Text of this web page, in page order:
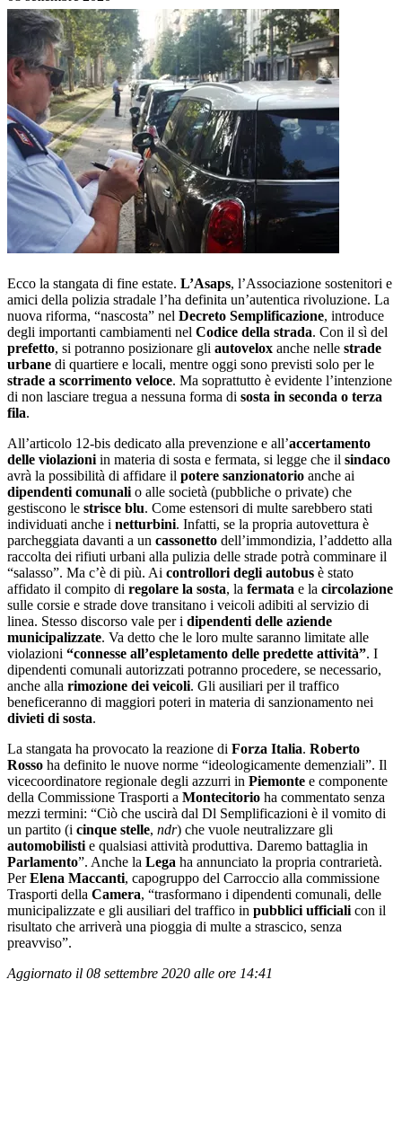
Ecco la stangata di fine estate. L’Asaps, l’Associazione sostenitori e
amici della polizia stradale l’ha definita un’autentica rivoluzione. La
nuova riforma, “nascosta” nel Decreto Semplificazione, introduce
degli importanti cambiamenti nel Codice della strada. Con il sì del
prefetto, si potranno posizionare gli autovelox anche nelle strade
urbane di quartiere e locali, mentre oggi sono previsti solo per le
strade a scorrimento veloce. Ma soprattutto è evidente l’intenzione
di non lasciare tregua a nessuna forma di sosta in seconda o terza
fila.
All’articolo 12-bis dedicato alla prevenzione e all’accertamento
delle violazioni in materia di sosta e fermata, si legge che il sindaco
avrà la possibilità di affidare il potere sanzionatorio anche ai
dipendenti comunali o alle società (pubbliche o private) che
gestiscono le strisce blu. Come estensori di multe sarebbero stati
individuati anche i netturbini. Infatti, se la propria autovettura è
parcheggiata davanti a un cassonetto dell’immondizia, l’addetto alla
raccolta dei rifiuti urbani alla pulizia delle strade potrà comminare il
“salasso”. Ma c’è di più. Ai controllori degli autobus è stato
affidato il compito di regolare la sosta, la fermata e la circolazione
sulle corsie e strade dove transitano i veicoli adibiti al servizio di
linea. Stesso discorso vale per i dipendenti delle aziende
municipalizzate. Va detto che le loro multe saranno limitate alle
violazioni “connesse all’espletamento delle predette attività”. I
dipendenti comunali autorizzati potranno procedere, se necessario,
anche alla rimozione dei veicoli. Gli ausiliari per il traffico
beneficeranno di maggiori poteri in materia di sanzionamento nei
divieti di sosta.
La stangata ha provocato la reazione di Forza Italia. Roberto
Rosso ha definito le nuove norme “ideologicamente demenziali”. Il
vicecoordinatore regionale degli azzurri in Piemonte e componente
della Commissione Trasporti a Montecitorio ha commentato senza
mezzi termini: “Ciò che uscirà dal Dl Semplificazioni è il vomito di
un partito (i cinque stelle, ndr) che vuole neutralizzare gli
automobilisti e qualsiasi attività produttiva. Daremo battaglia in
Parlamento”. Anche la Lega ha annunciato la propria contrarietà.
PerElena Maccanti, capogruppo del Carroccio alla commissione
Trasporti della Camera, “trasformano i dipendenti comunali, delle
municipalizzate e gli ausiliari del traffico in pubblici ufficiali con il
risultato che arriverà una pioggia di multe a strascico, senza
preavviso”.
Aggiornato il 08 settembre 2020 alle ore 14:41